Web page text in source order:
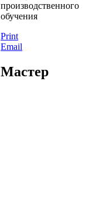
производственного
обучения
Print
Email
Мастер